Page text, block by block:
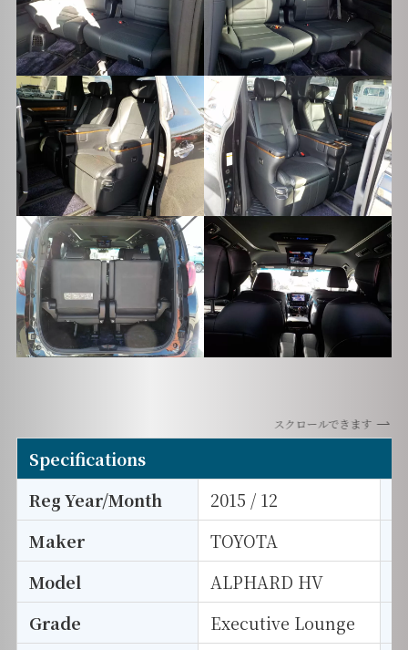
スクロールできます
Specifications
Reg Year/Month
2015 / 12
Maker
TOYOTA
Model
ALPHARD HV
Grade
Executive Lounge